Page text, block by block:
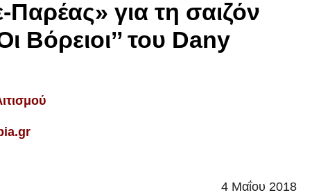
για τη σαιζόν
Βόρειοι’’ του Dany
.gr
4 Μαΐου 2018